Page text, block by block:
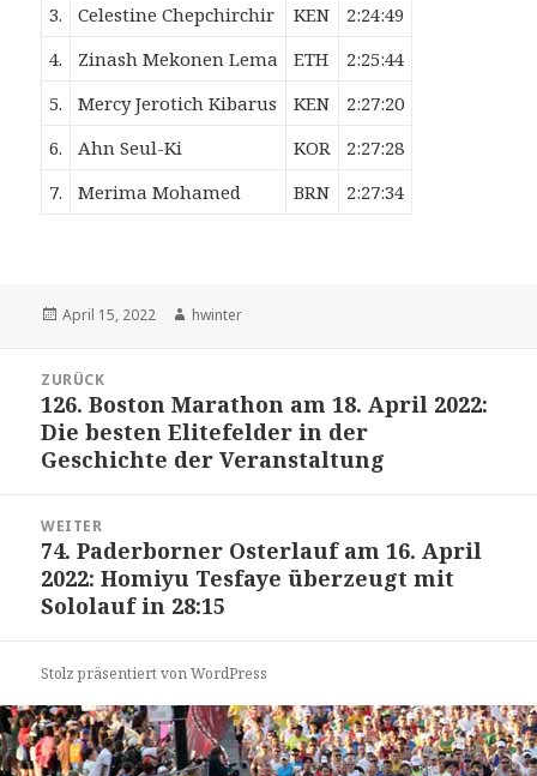
3.
Celestine Chepchirchir KEN
2:24:49
4.
Zinash Mekonen Lema ETH
2:25:44
5.
Mercy Jerotich Kibarus KEN
2:27:20
6.
Ahn Seul-Ki KOR
2:27:28
7.
Merima Mohamed BRN 2:27:34
Veröffentlicht
April 15, 2022 Autor
hwinter
Navigation
ZURÜCK
Vorheriger
Beitrag:
126. Boston Marathon am 18. April 2022:
Die besten Elitefelder in der
Geschichte der Veranstaltung
WEITER
Nächster
Beitrag:
74. Paderborner Osterlauf am 16. April
2022: Homiyu Tesfaye überzeugt mit
Sololauf in 28:15
Stolz präsentiert von WordPress